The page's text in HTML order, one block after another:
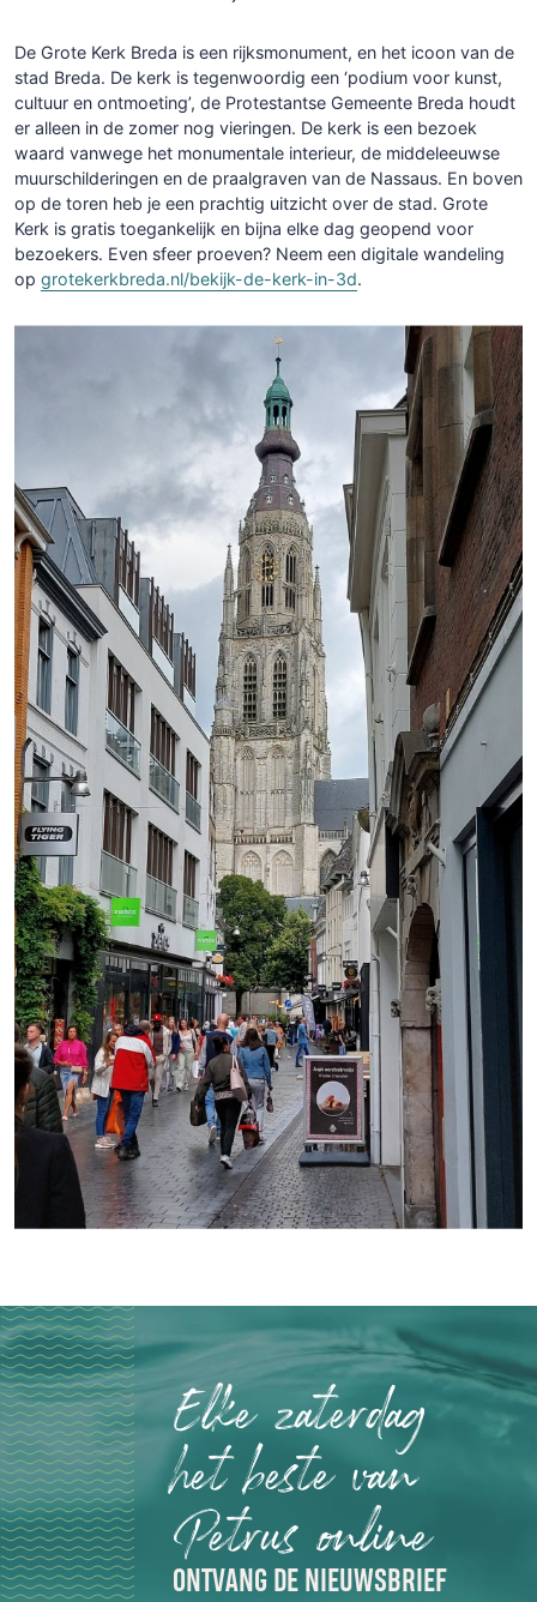
De Grote Kerk Breda is een rijksmonument, en het icoon van de
stad Breda. De kerk is tegenwoordig een ‘podium voor kunst,
cultuur en ontmoeting’, de Protestantse Gemeente Breda houdt
er alleen in de zomer nog vieringen. De kerk is een bezoek
waard vanwege het monumentale interieur, de middeleeuwse
muurschilderingen en de praalgraven van de Nassaus. En boven
op de toren heb je een prachtig uitzicht over de stad. Grote
Kerk is gratis toegankelijk en bijna elke dag geopend voor
bezoekers. Even sfeer proeven? Neem een digitale wandeling
op grotekerkbreda.nl/bekijk-de-kerk-in-3d.
Elke zaterdag
het beste van
Petrus online
ONTVANG DE NIEUWSBRIEF